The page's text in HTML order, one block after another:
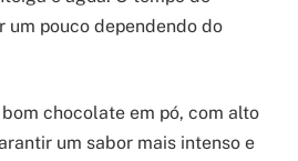
um pouco dependendo do
bom chocolate em pó, com alto
um sabor mais intenso e